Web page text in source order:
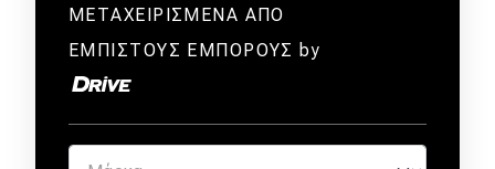
ΜΕΤΑΧΕΙΡΙΣΜΕΝΑ ΑΠΟ
ΕΜΠΙΣΤΟΥΣ ΕΜΠΟΡΟΥΣ by